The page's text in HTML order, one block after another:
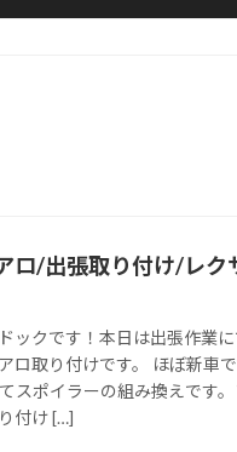
ロ/出張取り付け/レク
ックです！本日は出張作業
ロ取り付けです。 ほぼ新車
スポイラーの組み換えです
付け […]